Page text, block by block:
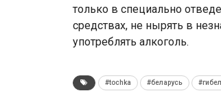
только в специально
средствах, не нырять в
употреблять алкоголь.
#tochka #беларусь